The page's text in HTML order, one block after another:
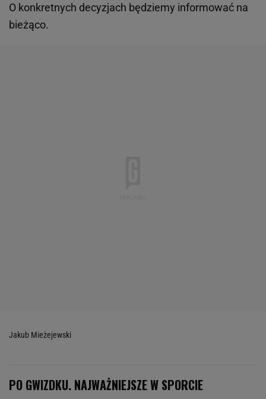
O konkretnych decyzjach będziemy informować na
bieżąco.
Jakub Mieżejewski